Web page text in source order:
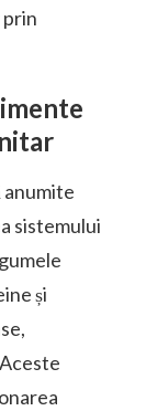
prin
anumite
sistemului
și